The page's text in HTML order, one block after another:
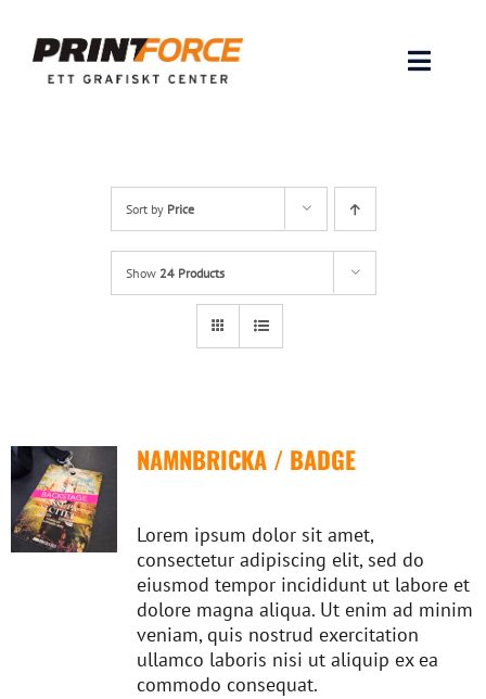
content
Toggle
INSPIRATION
Lämna original & filer
Kontakt
Sort by Price
Show 24 Products
NAMNBRICKA / BADGE
Lorem ipsum dolor sit amet,
consectetur adipiscing elit, sed do
eiusmod tempor incididunt ut labore et
dolore magna aliqua. Ut enim ad minim
veniam, quis nostrud exercitation
ullamco laboris nisi ut aliquip ex ea
commodo consequat.